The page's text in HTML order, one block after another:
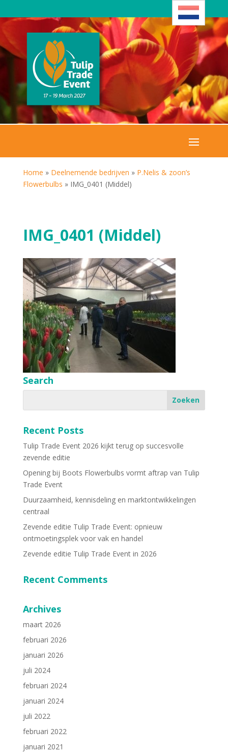
Home » Deelnemende bedrijven » P.Nelis & zoon’s
Flowerbulbs » IMG_0401 (Middel)
IMG_0401 (Middel)
Search
Recent Posts
Tulip Trade Event 2026 kijkt terug op succesvolle
zevende editie
Opening bij Boots Flowerbulbs vormt aftrap van Tulip
Trade Event
Duurzaamheid, kennisdeling en marktontwikkelingen
centraal
Zevende editie Tulip Trade Event: opnieuw
ontmoetingsplek voor vak en handel
Zevende editie Tulip Trade Event in 2026
Recent Comments
Archives
maart 2026
februari 2026
januari 2026
juli 2024
februari 2024
januari 2024
juli 2022
februari 2022
januari 2021